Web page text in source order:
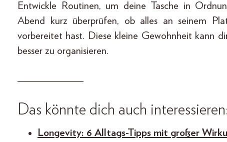
Entwickle Routinen, um deine Tasche in
Abend kurz überprüfen, ob alles an seinem
vorbereitet hast. Diese kleine Gewohnheit kann
besser zu organisieren.
____________
Das könnte dich auch
Longevity: 6 Alltags-Tipps mit großer